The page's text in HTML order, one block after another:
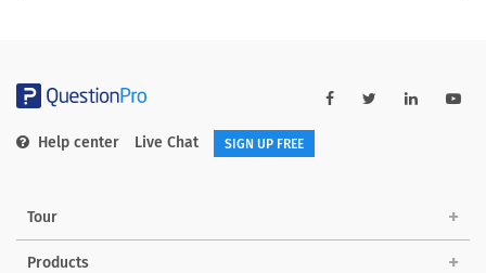
Help center Live Chat SIGN UP FREE
Tour
Products